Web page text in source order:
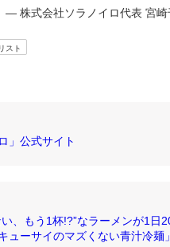
— 株式会社ソラノイロ代表 宮崎
リスト
」公式サイト
、もう1杯!?”なラーメンが1
ューサイのマズくない青汁冷